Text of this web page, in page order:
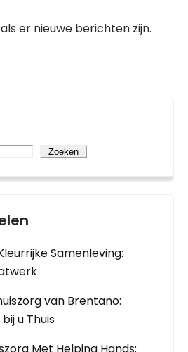
er nieuwe berichten zijn.
Zoeken
Samenleving:
van Brentano:
u Thuis